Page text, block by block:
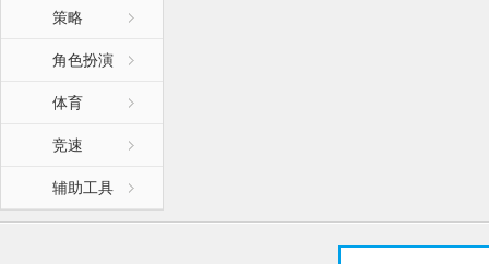
策略
角色扮演
体育
竞速
辅助工具